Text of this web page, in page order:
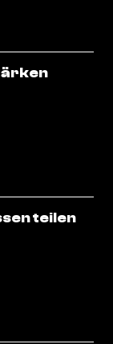
teilen